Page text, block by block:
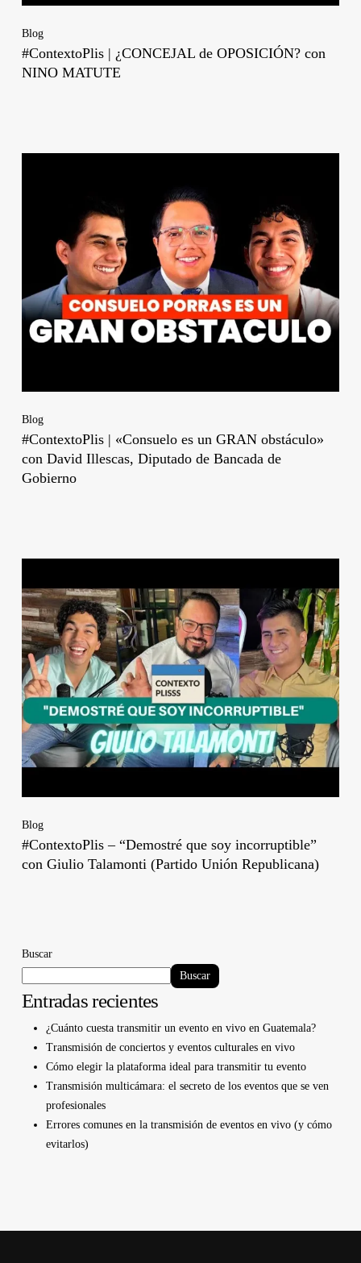
Blog
#ContextoPlis | ¿CONCEJAL de OPOSICIÓN? con
NINO MATUTE
Blog
#ContextoPlis | «Consuelo es un GRAN obstáculo»
con David Illescas, Diputado de Bancada de
Gobierno
Blog
#ContextoPlis – “Demostré que soy incorruptible”
con Giulio Talamonti (Partido Unión Republicana)
Buscar
Buscar
Entradas recientes
¿Cuánto cuesta transmitir un evento en vivo en Guatemala?
Transmisión de conciertos y eventos culturales en vivo
Cómo elegir la plataforma ideal para transmitir tu evento
Transmisión multicámara: el secreto de los eventos que se ven
profesionales
Errores comunes en la transmisión de eventos en vivo (y cómo
evitarlos)